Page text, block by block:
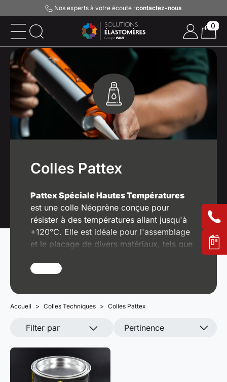
Nos experts à votre écoute :contactez-nous
Colles Pattex
Pattex Spéciale Hautes Températures
est une colle Néoprène conçue pour
résister à des températures allant jusqu'à
+120°C. Elle est idéale pour l'assemblage
et le placage de divers matériaux, tels que
convient pas aux plastiques comme le
techniciens sont à votre disposition pour
toute question.
Accueil Colles Techniques Colles Pattex
Filter par Pertinence
0